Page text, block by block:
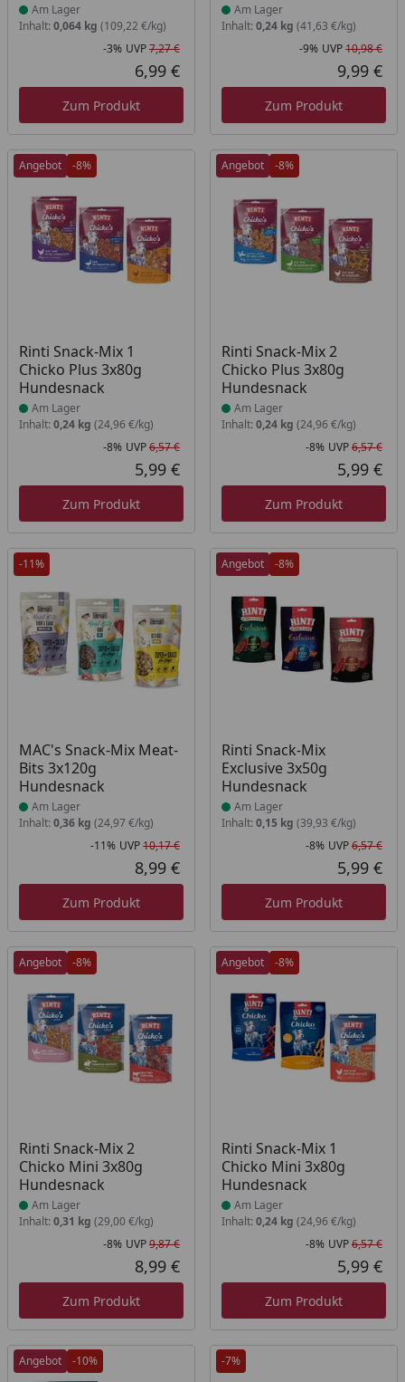
Am Lager
Inhalt: 0,064 kg (109,22 €/kg)
Rabatt in Prozent
-3%
Ursprünglicher Preis
UVP7,27 €
Aktueller Preis
6,99 €
Zum Produkt
Am Lager
Inhalt: 0,24 kg (41,63 €/kg)
-9% UVP10,98 €
9,99 €
Zum Produkt
Angebot -8%
Rinti Snack-Mix 1
Chicko Plus 3x80g
Hundesnack
Produkt am Lager
Am Lager
Inhalt: 0,24 kg (24,96 €/kg)
Rabatt in Prozent
-8%
Ursprünglicher Preis
UVP6,57 €
Aktueller Preis
5,99 €
Zum Produkt
Angebot -8%
Rinti Snack-Mix 2
Chicko Plus 3x80g
Hundesnack
Produkt am Lager
Am Lager
Inhalt: 0,24 kg (24,96 €/kg)
-8% UVP6,57 €
5,99 €
Zum Produkt
-11%
MAC's Snack-Mix Meat-
Bits 3x120g
Hundesnack
Produkt am Lager
Am Lager
Inhalt: 0,36 kg (24,97 €/kg)
Rabatt in Prozent
-11%
Ursprünglicher Preis
UVP10,17 €
Aktueller Preis
8,99 €
Zum Produkt
Angebot -8%
Rinti Snack-Mix
Exclusive 3x50g
Hundesnack
Produkt am Lager
Am Lager
Inhalt: 0,15 kg (39,93 €/kg)
-8% UVP6,57 €
5,99 €
Zum Produkt
Angebot -8%
Rinti Snack-Mix 2
Chicko Mini 3x80g
Hundesnack
Produkt am Lager
Am Lager
Inhalt: 0,31 kg (29,00 €/kg)
Rabatt in Prozent
-8%
Ursprünglicher Preis
UVP9,87 €
Aktueller Preis
8,99 €
Zum Produkt
Angebot -8%
Rinti Snack-Mix 1
Chicko Mini 3x80g
Hundesnack
Produkt am Lager
Am Lager
Inhalt: 0,24 kg (24,96 €/kg)
-8% UVP6,57 €
5,99 €
Zum Produkt
Angebot -10% -7%